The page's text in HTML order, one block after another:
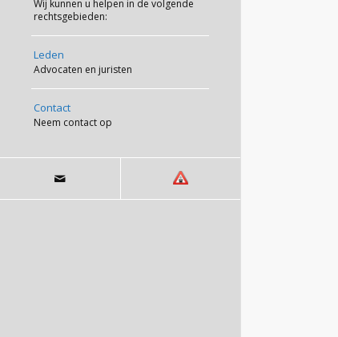
Wij kunnen u helpen in de volgende
rechtsgebieden:
Leden
Advocaten en juristen
Contact
Neem contact op